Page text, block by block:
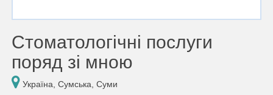
Стоматологічні послуги
поряд зі мною
Україна, Сумська, Суми